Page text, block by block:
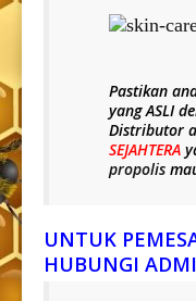
Pastikan
yangASLI
Distributor
SEJAHTERA
propolis
UNTUK
HUBUNGI